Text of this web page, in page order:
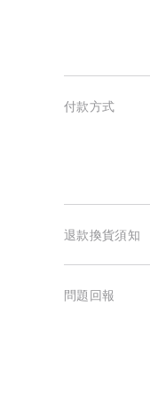
付款方式
退款換貨須知
問題回報